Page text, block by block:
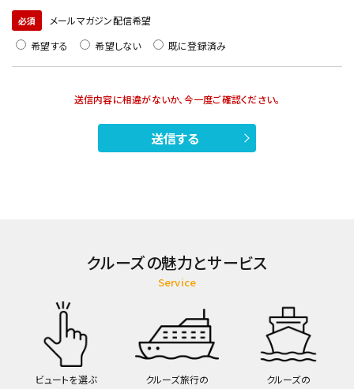
必須
メールマガジン配信希望
希望する
希望しない 既に登録済み
送信内容に相違がないか、今一度ご確認ください。
クルーズの魅力とサービス
Service
ビュートを選ぶ
クルーズ旅行の
クルーズの